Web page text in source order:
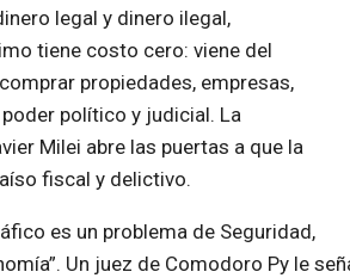
legal y dinero ilegal,
tiene costo cero: viene del
propiedades, empresas,
político y judicial. La
Milei abre las puertas a que la
fiscal y delictivo.
es un problema de Seguridad,
Un juez de Comodoro Py le